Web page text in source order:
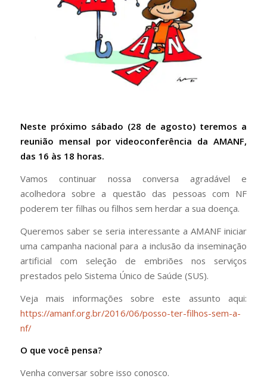
Neste próximo sábado (28 de agosto) teremos a
reunião mensal por videoconferência da AMANF,
das 16 às 18 horas.
Vamos continuar nossa conversa agradável e
acolhedora sobre a questão das pessoas com NF
poderem ter filhas ou filhos sem herdar a sua doença.
Queremos saber se seria interessante a AMANF iniciar
uma campanha nacional para a inclusão da inseminação
artificial com seleção de embriões nos serviços
prestados pelo Sistema Único de Saúde (SUS).
Veja mais informações sobre este assunto aqui:
https://amanf.org.br/2016/06/posso-ter-filhos-sem-a-
nf/
O que você pensa?
Venha conversar sobre isso conosco.